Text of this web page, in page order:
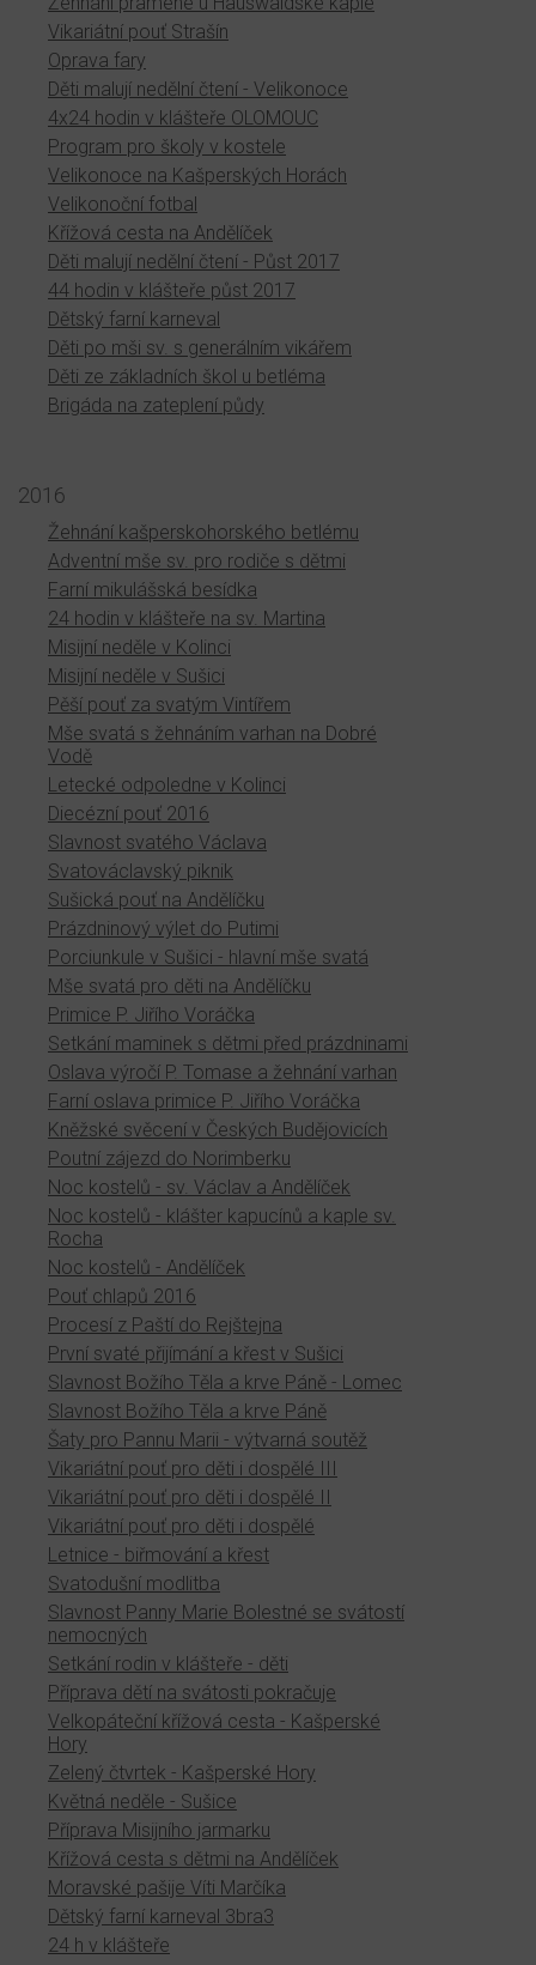
Vikariátní pouť Strašín
Oprava fary
Děti malují nedělní čtení - Velikonoce
4x24 hodin v klášteře OLOMOUC
Program pro školy v kostele
Velikonoce na Kašperských Horách
Velikonoční fotbal
Křížová cesta na Andělíček
Děti malují nedělní čtení - Půst 2017
44 hodin v klášteře půst 2017
Dětský farní karneval
Děti po mši sv. s generálním vikářem
Děti ze základních škol u betléma
Brigáda na zateplení půdy
2016
Žehnání kašperskohorského betlému
Adventní mše sv. pro rodiče s dětmi
Farní mikulášská besídka
24 hodin v klášteře na sv. Martina
Misijní neděle v Kolinci
Misijní neděle v Sušici
Pěší pouť za svatým Vintířem
Mše svatá s žehnáním varhan na Dobré
Vodě
Letecké odpoledne v Kolinci
Diecézní pouť 2016
Slavnost svatého Václava
Svatováclavský piknik
Sušická pouť na Andělíčku
Prázdninový výlet do Putimi
Porciunkule v Sušici - hlavní mše svatá
Mše svatá pro děti na Andělíčku
Primice P. Jiřího Voráčka
Setkání maminek s dětmi před prázdninami
Oslava výročí P. Tomase a žehnání varhan
Farní oslava primice P. Jiřího Voráčka
Kněžské svěcení v Českých Budějovicích
Poutní zájezd do Norimberku
Noc kostelů - sv. Václav a Andělíček
Noc kostelů - klášter kapucínů a kaple sv.
Rocha
Noc kostelů - Andělíček
Pouť chlapů 2016
Procesí z Paští do Rejštejna
První svaté přijímání a křest v Sušici
Slavnost Božího Těla a krve Páně - Lomec
Slavnost Božího Těla a krve Páně
Šaty pro Pannu Marii - výtvarná soutěž
Vikariátní pouť pro děti i dospělé III
Vikariátní pouť pro děti i dospělé II
Vikariátní pouť pro děti i dospělé
Letnice - biřmování a křest
Svatodušní modlitba
Slavnost Panny Marie Bolestné se svátostí
nemocných
Setkání rodin v klášteře - děti
Příprava dětí na svátosti pokračuje
Velkopáteční křížová cesta - Kašperské
Hory
Zelený čtvrtek - Kašperské Hory
Květná neděle - Sušice
Příprava Misijního jarmarku
Křížová cesta s dětmi na Andělíček
Moravské pašije Víti Marčíka
Dětský farní karneval 3bra3
24 h v klášteře